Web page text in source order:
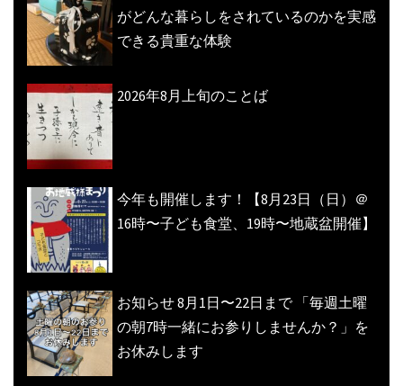
がどんな暮らしをされているのかを実感
できる貴重な体験
2026年8月上旬のことば
今年も開催します！【8月23日（日）＠
16時〜子ども食堂、19時〜地蔵盆開催】
お知らせ 8月1日〜22日まで 「毎週土曜
の朝7時一緒にお参りしませんか？」を
お休みします